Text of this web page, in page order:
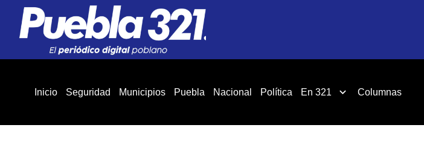
Inicio Seguridad Municipios Puebla Nacional Política En 321 Columnas